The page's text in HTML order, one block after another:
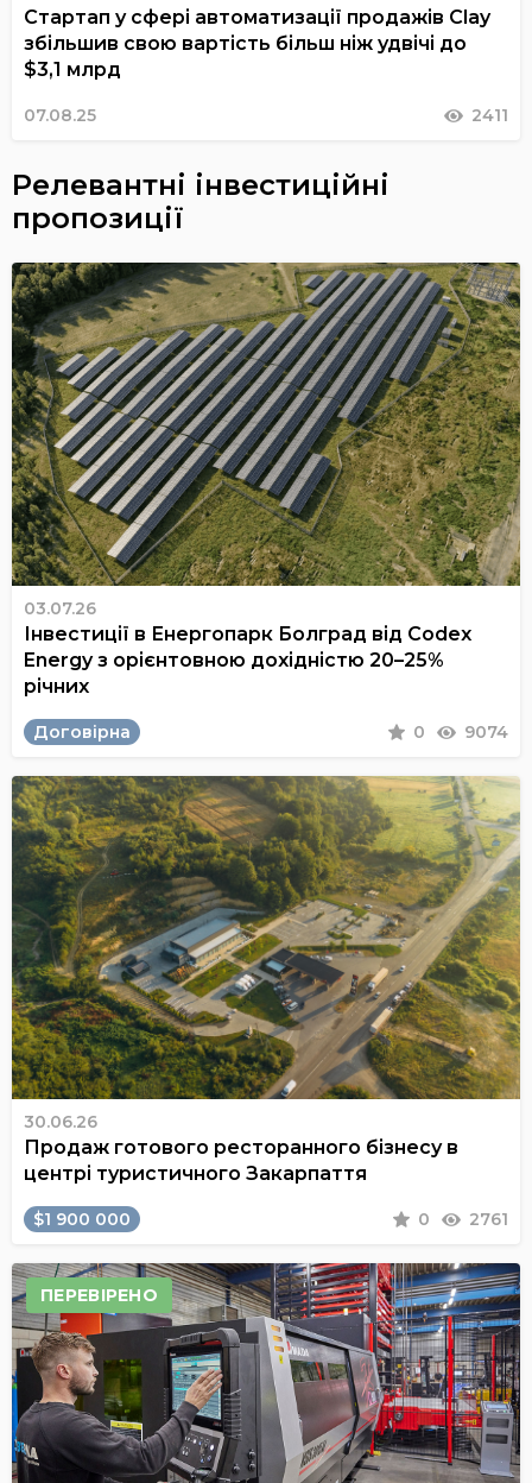
Стартап у сфері автоматизації продажів Clay
збільшив свою вартість більш ніж удвічі до
$3,1 млрд
07.08.25 2411
Релевантні інвестиційні
пропозиції
03.07.26
Інвестиції в Енергопарк Болград від Codex
Energy з орієнтовною дохідністю 20–25%
річних
Договірна 0 9074
30.06.26
Продаж готового ресторанного бізнесу в
центрі туристичного Закарпаття
$1 900 000 0 2761
ПЕРЕВІРЕНО